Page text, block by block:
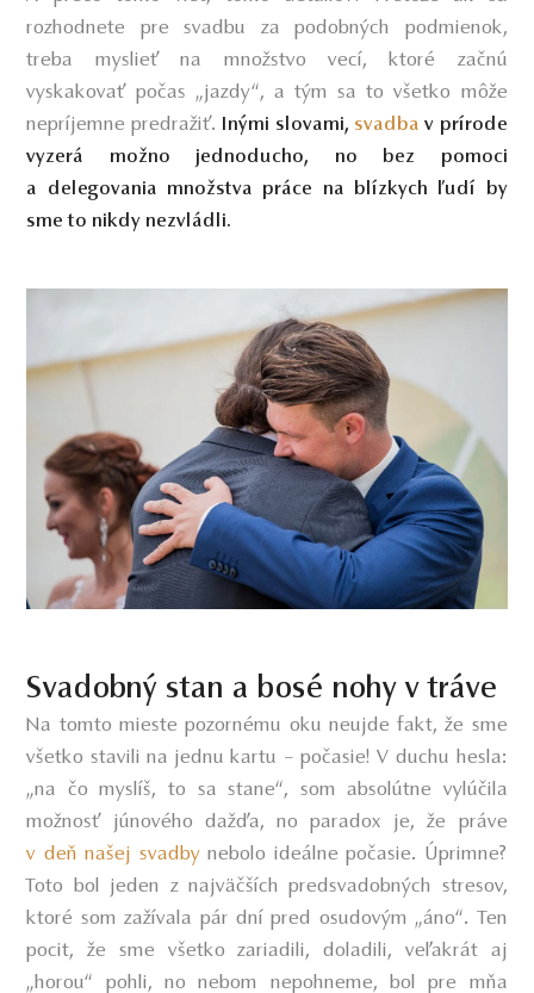
rozhodnete pre svadbu za podobných podmienok,
treba myslieť na množstvo vecí, ktoré začnú
vyskakovať počas „jazdy“, a tým sa to všetko môže
nepríjemne predražiť. Inými slovami, svadba v prírode
vyzerá možno jednoducho, no bez pomoci
a delegovania množstva práce na blízkych ľudí by
sme to nikdy nezvládli.
Svadobný stan a bosé nohy v tráve
Na tomto mieste pozornému oku neujde fakt, že sme
všetko stavili na jednu kartu – počasie! V duchu hesla:
„na čo myslíš, to sa stane“, som absolútne vylúčila
možnosť júnového dažďa, no paradox je, že práve
v deň našej svadby nebolo ideálne počasie. Úprimne?
Toto bol jeden z najväčších predsvadobných stresov,
ktoré som zažívala pár dní pred osudovým „áno“. Ten
pocit, že sme všetko zariadili, doladili, veľakrát aj
„horou“ pohli, no nebom nepohneme, bol pre mňa